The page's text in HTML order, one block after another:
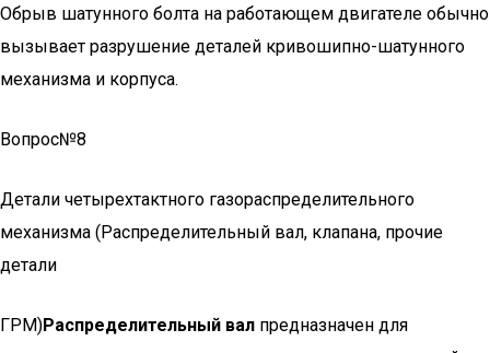
Обрыв шатунного болта на работающем двигателе обычно
вызывает разрушение деталей кривошипно-шатунного
механизма и корпуса.
Вопрос№8
Детали четырехтактного газораспределительного
механизма (Распределительный вал, клапана, прочие
детали
ГРМ)Распределительный вал предназначен для